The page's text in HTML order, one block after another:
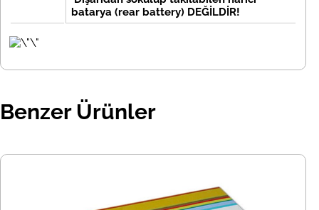
batarya (rear battery) DEĞİLDİR!
Benzer Ürünler